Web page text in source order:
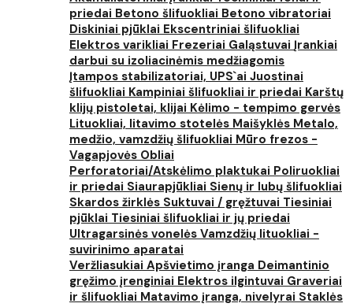
priedai Betono šlifuokliai Betono vibratoriai
Diskiniai pjūklai Ekscentriniai šlifuokliai
Elektros varikliai Frezeriai Galąstuvai Įrankiai
darbui su izoliacinėmis medžiagomis
Įtampos stabilizatoriai, UPS`ai Juostinai
šlifuokliai Kampiniai šlifuokliai ir priedai Karštų
klijų pistoletai, klijai Kėlimo - tempimo gervės
Lituokliai, litavimo stotelės Maišyklės Metalo,
medžio, vamzdžių šlifuokliai Mūro frezos -
Vagapjovės Obliai
Perforatoriai/Atskėlimo plaktukai Poliruokliai
ir priedai Siaurapjūkliai Sienų ir lubų šlifuokliai
Skardos žirklės Suktuvai / gręžtuvai Tiesiniai
pjūklai Tiesiniai šlifuokliai ir jų priedai
Ultragarsinės vonelės Vamzdžių lituokliai -
suvirinimo aparatai
Veržliasukiai Apšvietimo įranga Deimantinio
gręžimo įrenginiai Elektros ilgintuvai Graveriai
ir šlifuokliai Matavimo įranga, nivelyrai Staklės